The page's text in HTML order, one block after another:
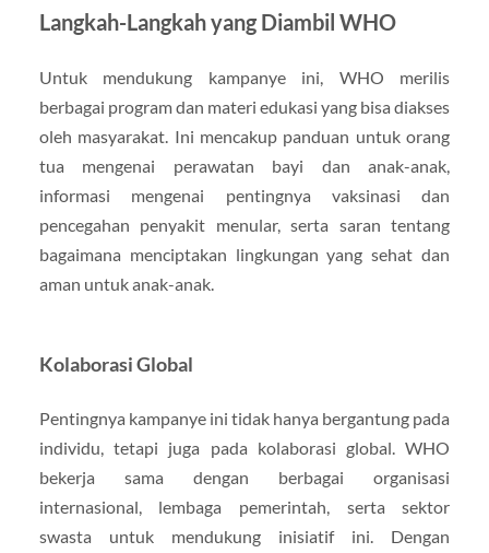
Langkah-Langkah yang Diambil WHO
Untuk mendukung kampanye ini, WHO merilis
berbagai program dan materi edukasi yang bisa diakses
oleh masyarakat. Ini mencakup panduan untuk orang
tua mengenai perawatan bayi dan anak-anak,
informasi mengenai pentingnya vaksinasi dan
pencegahan penyakit menular, serta saran tentang
bagaimana menciptakan lingkungan yang sehat dan
aman untuk anak-anak.
Kolaborasi Global
Pentingnya kampanye ini tidak hanya bergantung pada
individu, tetapi juga pada kolaborasi global. WHO
bekerja sama dengan berbagai organisasi
internasional, lembaga pemerintah, serta sektor
swasta untuk mendukung inisiatif ini. Dengan